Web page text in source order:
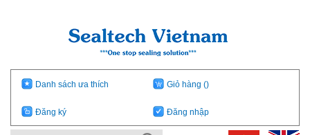
Danh sách ưa thích Giỏ hàng()
Đăng ký Đăng nhập